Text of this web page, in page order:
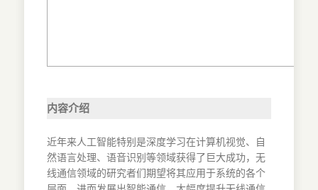
内容介绍
近年来人工智能特别是深度学习在计算机视觉、自
然语言处理、语音识别等领域获得了巨大成功，无
线通信领域的研究者们期望将其应用于系统的各个